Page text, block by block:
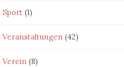
Sport (1)
Veranstaltungen (42)
Verein (8)